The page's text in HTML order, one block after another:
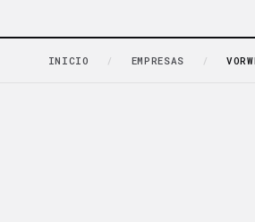
INICIO / EMPRESAS /